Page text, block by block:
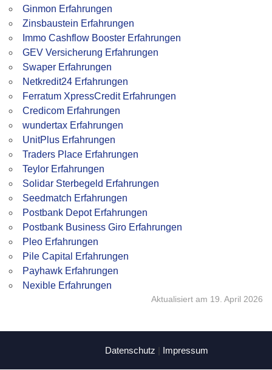
Ginmon Erfahrungen
Zinsbaustein Erfahrungen
Immo Cashflow Booster Erfahrungen
GEV Versicherung Erfahrungen
Swaper Erfahrungen
Netkredit24 Erfahrungen
Ferratum XpressCredit Erfahrungen
Credicom Erfahrungen
wundertax Erfahrungen
UnitPlus Erfahrungen
Traders Place Erfahrungen
Teylor Erfahrungen
Solidar Sterbegeld Erfahrungen
Seedmatch Erfahrungen
Postbank Depot Erfahrungen
Postbank Business Giro Erfahrungen
Pleo Erfahrungen
Pile Capital Erfahrungen
Payhawk Erfahrungen
Nexible Erfahrungen
Aktualisiert am 19. April 2026
Datenschutz | Impressum